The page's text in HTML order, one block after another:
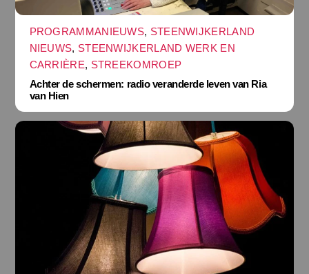
PROGRAMMANIEUWS, STEENWIJKERLAND
NIEUWS, STEENWIJKERLAND WERK EN
CARRIÈRE, STREEKOMROEP
Achter de schermen: radio veranderde leven van Ria
van Hien